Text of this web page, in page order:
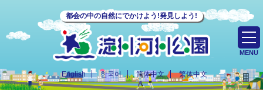
都会の中の自然にでかけよう!発見しよう!
English 한국어 简体中文 繁体中文
MENU